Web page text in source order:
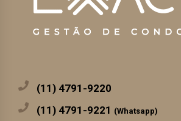
(11) 4791-9220
(11) 4791-9221 (Whatsapp)